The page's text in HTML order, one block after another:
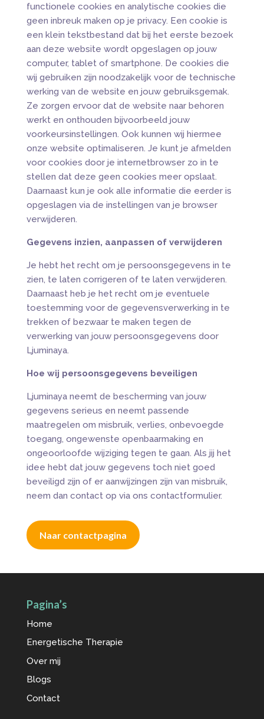
functionele cookies en analytische cookies die
geen inbreuk maken op je privacy. Een cookie is
een klein tekstbestand dat bij het eerste bezoek
aan deze website wordt opgeslagen op jouw
computer, tablet of smartphone. De cookies die
wij gebruiken zijn noodzakelijk voor de technische
werking van de website en jouw gebruiksgemak.
Ze zorgen ervoor dat de website naar behoren
werkt en onthouden bijvoorbeeld jouw
voorkeursinstellingen. Ook kunnen wij hiermee
onze website optimaliseren. Je kunt je afmelden
voor cookies door je internetbrowser zo in te
stellen dat deze geen cookies meer opslaat.
Daarnaast kun je ook alle informatie die eerder is
opgeslagen via de instellingen van je browser
verwijderen.
Gegevens inzien, aanpassen of verwijderen
Je hebt het recht om je persoonsgegevens in te
zien, te laten corrigeren of te laten verwijderen.
Daarnaast heb je het recht om je eventuele
toestemming voor de gegevensverwerking in te
trekken of bezwaar te maken tegen de
verwerking van jouw persoonsgegevens door
Ljuminaya.
Hoe wij persoonsgegevens beveiligen
Ljuminaya neemt de bescherming van jouw
gegevens serieus en neemt passende
maatregelen om misbruik, verlies, onbevoegde
toegang, ongewenste openbaarmaking en
ongeoorloofde wijziging tegen te gaan. Als jij het
idee hebt dat jouw gegevens toch niet goed
beveiligd zijn of er aanwijzingen zijn van misbruik,
neem dan contact op via ons contactformulier.
Naar contactpagina
Pagina’s
Home
Energetische Therapie
Over mij
Blogs
Contact